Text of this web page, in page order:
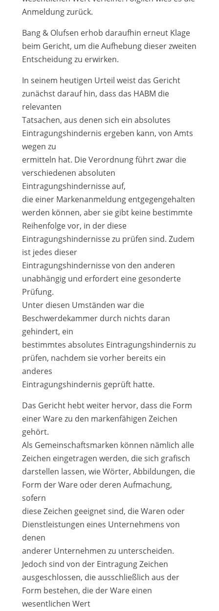
Anmeldung zurück.
Bang & Olufsen erhob daraufhin erneut Klage
beim Gericht, um die Aufhebung dieser zweiten
Entscheidung zu erwirken.
In seinem heutigen Urteil weist das Gericht
zunächst darauf hin, dass das HABM die
relevanten
Tatsachen, aus denen sich ein absolutes
Eintragungshindernis ergeben kann, von Amts
wegen zu
ermitteln hat. Die Verordnung führt zwar die
verschiedenen absoluten
Eintragungshindernisse auf,
die einer Markenanmeldung entgegengehalten
werden können, aber sie gibt keine bestimmte
Reihenfolge vor, in der diese
Eintragungshindernisse zu prüfen sind. Zudem
ist jedes dieser
Eintragungshindernisse von den anderen
unabhängig und erfordert eine gesonderte
Prüfung.
Unter diesen Umständen war die
Beschwerdekammer durch nichts daran
gehindert, ein
bestimmtes absolutes Eintragungshindernis zu
prüfen, nachdem sie vorher bereits ein
anderes
Eintragungshindernis geprüft hatte.
Das Gericht hebt weiter hervor, dass die Form
einer Ware zu den markenfähigen Zeichen
gehört.
Als Gemeinschaftsmarken können nämlich alle
Zeichen eingetragen werden, die sich grafisch
darstellen lassen, wie Wörter, Abbildungen, die
Form der Ware oder deren Aufmachung,
sofern
diese Zeichen geeignet sind, die Waren oder
Dienstleistungen eines Unternehmens von
denen
anderer Unternehmen zu unterscheiden.
Jedoch sind von der Eintragung Zeichen
ausgeschlossen, die ausschließlich aus der
Form bestehen, die der Ware einen
wesentlichen Wert